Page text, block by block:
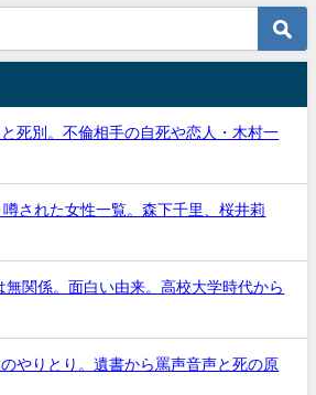
死別。不倫相手の自死や恋人・木村一
された女性一覧。森下千里、桜井莉
無関係。面白い由来。高校大学時代から
やりとり。遺書から罵声音声と死の原